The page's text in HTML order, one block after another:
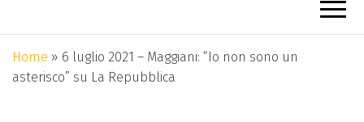
INCLUSIVO
Home » 6 luglio 2021 – Maggiani: “Io non sono un
asterisco” su La Repubblica